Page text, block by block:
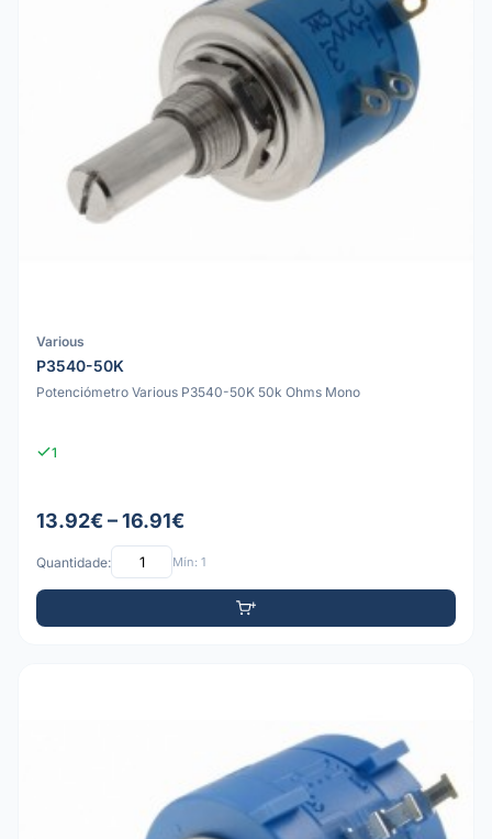
Various
P3540-50K
Potenciómetro Various P3540-50K 50k Ohms Mono
1
13.92€ – 16.91€
Quantidade: Mín: 1